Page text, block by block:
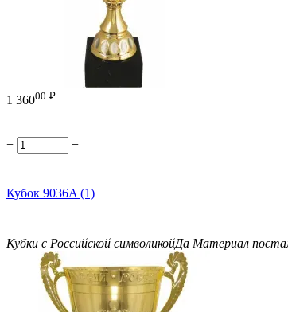
1 36000 ₽
+ −
Кубок 9036A (1)
Кубки с Российской символикойДа Материал